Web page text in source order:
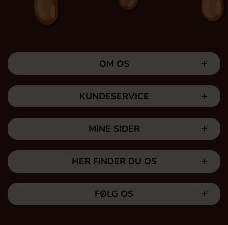
OM OS
KUNDESERVICE
MINE SIDER
HER FINDER DU OS
FØLG OS